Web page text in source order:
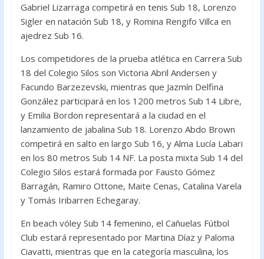
Gabriel Lizarraga competirá en tenis Sub 18, Lorenzo
Sigler en natación Sub 18, y Romina Rengifo Villca en
ajedrez Sub 16.
Los competidores de la prueba atlética en Carrera Sub
18 del Colegio Silos son Victoria Abril Andersen y
Facundo Barzezevski, mientras que Jazmín Delfina
González participará en los 1200 metros Sub 14 Libre,
y Emilia Bordon representará a la ciudad en el
lanzamiento de jabalina Sub 18. Lorenzo Abdo Brown
competirá en salto en largo Sub 16, y Alma Lucía Labari
en los 80 metros Sub 14 NF. La posta mixta Sub 14 del
Colegio Silos estará formada por Fausto Gómez
Barragán, Ramiro Ottone, Maite Cenas, Catalina Varela
y Tomás Iribarren Echegaray.
En beach vóley Sub 14 femenino, el Cañuelas Fútbol
Club estará representado por Martina Díaz y Paloma
Ciavatti, mientras que en la categoría masculina, los